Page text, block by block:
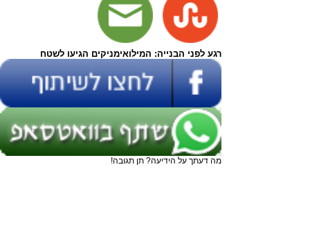
רגע לפני הבנייה: המילואימניקים הגיעו לשטח
מה דעתך על הידיעה? תן תגובה!